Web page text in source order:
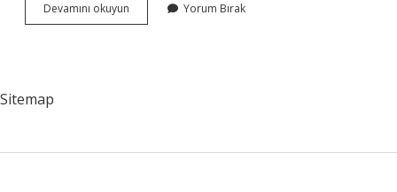
Devamını okuyun
Türk
Yorum Bırak
Sitemap